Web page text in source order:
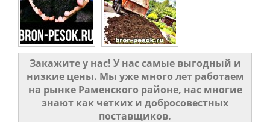
Закажите у нас! У нас самые выгодный и
низкие цены. Мы уже много лет работаем
на рынке Раменского районе, нас многие
знают как четких и добросовестных
поставщиков.